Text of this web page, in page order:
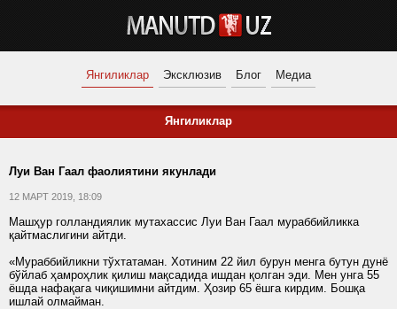
Янгиликлар Эксклюзив Блог Медиа
Янгиликлар
Луи Ван Гаал фаолиятини якунлади
12 МАРТ 2019, 18:09
Машҳур голландиялик мутахассис Луи Ван Гаал мураббийликка
қайтмаслигини айтди.
«Мураббийликни тўхтатаман. Хотиним 22 йил бурун менга бутун дунё
бўйлаб ҳамроҳлик қилиш мақсадида ишдан қолган эди. Мен унга 55
ёшда нафақага чиқишимни айтдим. Ҳозир 65 ёшга кирдим. Бошқа
ишлай олмайман.